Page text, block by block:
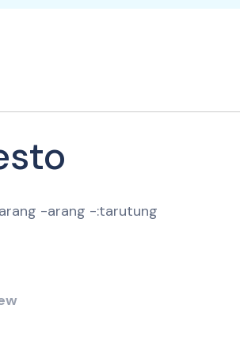
-arang -:tarutung